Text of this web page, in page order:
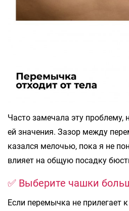
Часто замечала эту проблему,
ей значения. Зазор между
казался мелочью, пока я не
влияет на общую посадку
✅ Выберите чашки
Если перемычка не прилегает к